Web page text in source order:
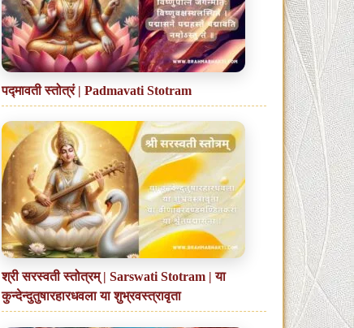
पद्मावती स्तोत्रं | Padmavati Stotram
श्री सरस्वती स्तोत्रम् | Sarswati Stotram | या
कुन्देन्दुतुषारहारधवला या शुभ्रवस्त्रावृता